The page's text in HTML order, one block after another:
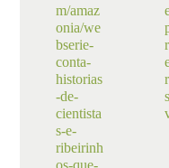
m/amaz
onia/we
bserie-
conta-
historias
-de-
cientista
s-e-
ribeirinh
os-que-